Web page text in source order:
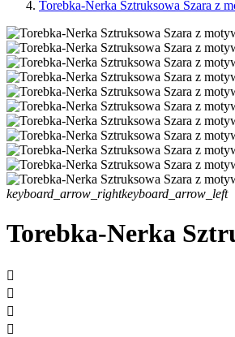
Torebka-Nerka Sztruksowa Szara z
keyboard_arrow_rightkeyboard_arrow_left
Torebka-Nerka



